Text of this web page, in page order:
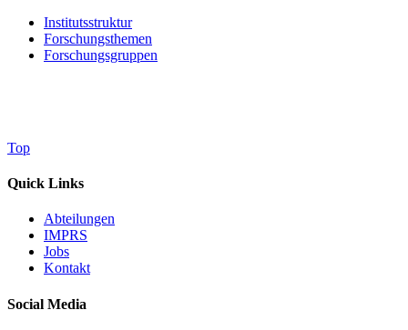
Institutsstruktur
Forschungsthemen
Forschungsgruppen
Top
Quick Links
Abteilungen
IMPRS
Jobs
Kontakt
Social Media